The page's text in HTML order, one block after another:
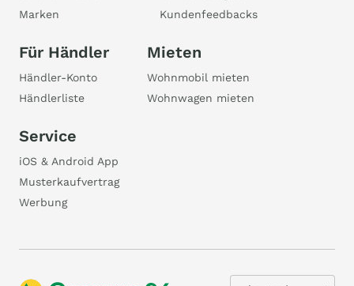
Marken
Kundenfeedbacks
Für Händler
Händler-Konto
Händlerliste
Mieten
Wohnmobil mieten
Wohnwagen mieten
Service
iOS & Android App
Musterkaufvertrag
Werbung